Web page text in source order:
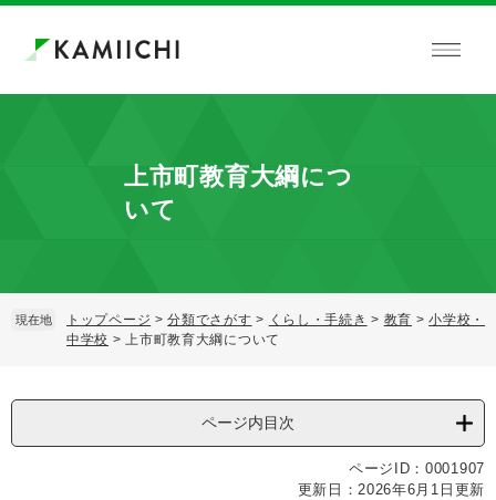
ペ
メ
上市町教育大綱につ
いて
現在地 トップページ >分類でさがす > くらし・手続き > 教育 >小学校・
中学校 >上市町教育大綱について
ページ内目次
ページID：0001907
更新日：2026年6月1日更新